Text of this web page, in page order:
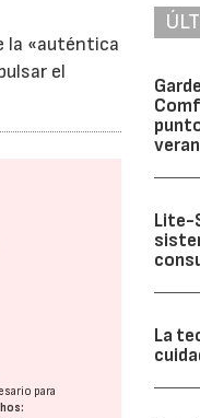
la «auténtica
el
para
Lite-
La